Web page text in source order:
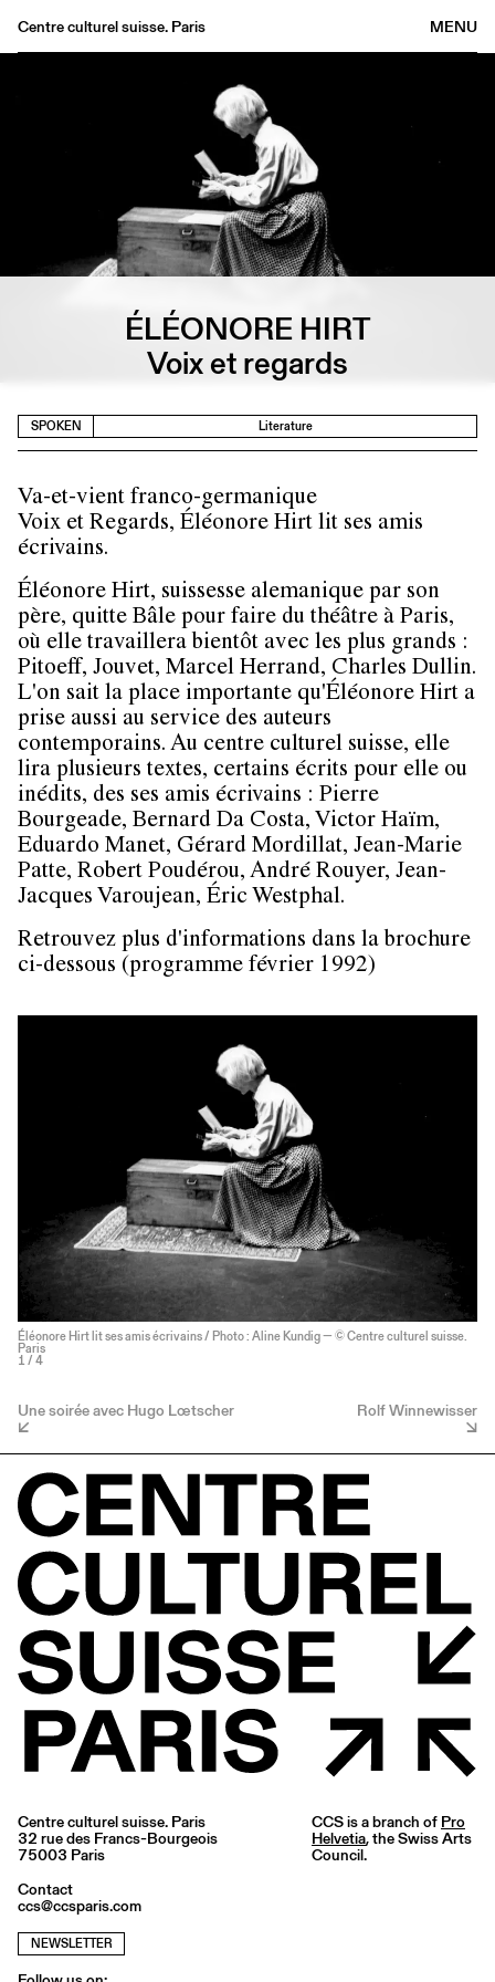
MENU
Centre culturel suisse. Paris
About
ÉLÉONORE HIRT
Voix et regards
SPOKEN Literature
Va-et-vient franco-germanique
Voix et Regards, Éléonore Hirt lit ses amis
écrivains.
Éléonore Hirt, suissesse alemanique par son
père, quitte Bâle pour faire du théâtre à Paris,
où elle travaillera bientôt avec les plus grands :
Pitoeff, Jouvet, Marcel Herrand, Charles Dullin.
L'on sait la place importante qu'Éléonore Hirt a
prise aussi au service des auteurs
contemporains. Au centre culturel suisse, elle
lira plusieurs textes, certains écrits pour elle ou
inédits, des ses amis écrivains : Pierre
Bourgeade, Bernard Da Costa, Victor Haïm,
Eduardo Manet, Gérard Mordillat, Jean-Marie
Patte, Robert Poudérou, André Rouyer, Jean-
Jacques Varoujean, Éric Westphal.
Retrouvez plus d'informations dans la brochure
ci-dessous (programme février 1992)
Éléonore Hirt lit ses amis écrivains / Photo : Aline Kundig — © Centre culturel suisse.
Paris
1 / 4
Une soirée avec Hugo Lœtscher Rolf Winnewisser
Centre culturel suisse. Paris
32 rue des Francs-Bourgeois
75003 Paris
Contact
ccs@ccsparis.com
NEWSLETTER
CCS is a branch of Pro
Helvetia, the Swiss Arts
Council.